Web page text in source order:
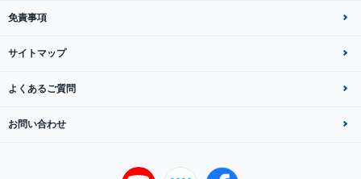
免責事項
サイトマップ
よくあるご質問
お問い合わせ